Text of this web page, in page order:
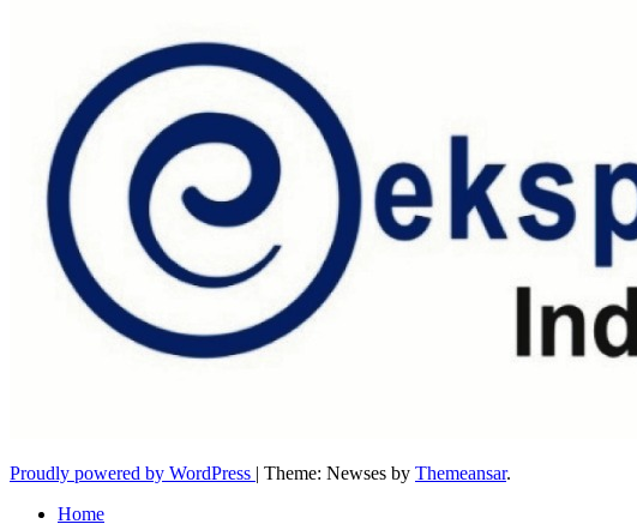
Proudly powered by WordPress | Theme: Newses by Themeansar.
Home